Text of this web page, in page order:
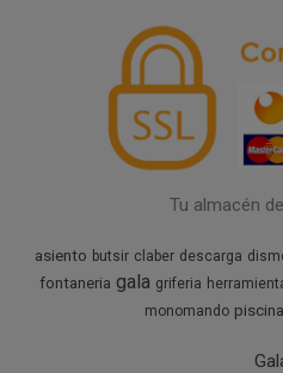
Tu almacén
asiento butsir claber descarga
fontaneria gala griferia
monomando piscina